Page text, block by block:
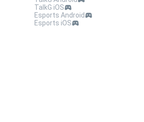
TalkG iOS
Esports Android
Esports iOS